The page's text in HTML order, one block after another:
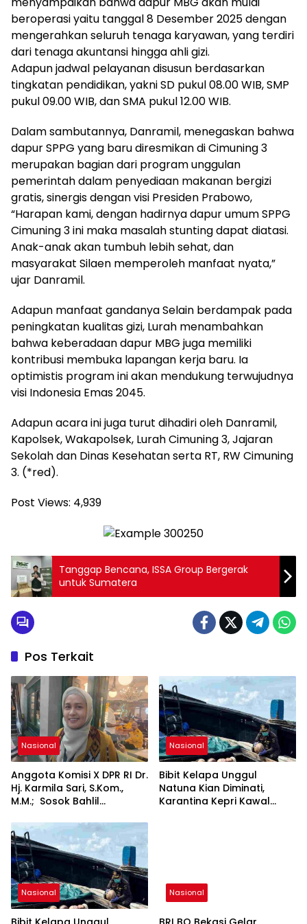
beroperasi yaitu tanggal 8 Desember 2025 dengan
mengerahkan seluruh tenaga karyawan, yang terdiri
dari tenaga akuntansi hingga ahli gizi.
Adapun jadwal pelayanan disusun berdasarkan
tingkatan pendidikan, yakni SD pukul 08.00 WIB, SMP
pukul 09.00 WIB, dan SMA pukul 12.00 WIB.
Dalam sambutannya, Danramil, menegaskan bahwa
dapur SPPG yang baru diresmikan di Cimuning 3
merupakan bagian dari program unggulan
pemerintah dalam penyediaan makanan bergizi
gratis, sinergis dengan visi Presiden Prabowo,
“Harapan kami, dengan hadirnya dapur umum SPPG
Cimuning 3 ini maka masalah stunting dapat diatasi.
Anak-anak akan tumbuh lebih sehat, dan
masyarakat Silaen memperoleh manfaat nyata,”
ujar Danramil.
Adapun manfaat gandanya Selain berdampak pada
peningkatan kualitas gizi, Lurah menambahkan
bahwa keberadaan dapur MBG juga memiliki
kontribusi membuka lapangan kerja baru. Ia
optimistis program ini akan mendukung terwujudnya
visi Indonesia Emas 2045.
Adapun acara ini juga turut dihadiri oleh Danramil,
Kapolsek, Wakapolsek, Lurah Cimuning 3, Jajaran
Sekolah dan Dinas Kesehatan serta RT, RW Cimuning
3. (*red).
Post Views: 4,939
Tanggap Bencana, ISSA Group Bergerak
untuk Sumatera
Pos Terkait
Nasional
Anggota Komisi X DPR RI Dr.
Hj. Karmila Sari, S.Kom.,
M.M.; Sosok Bahlil
Sumber Inspirasi bagi
Generasi Muda, Pelaku
Usaha, Pemerintah,
maupun Pemangku
Kepentingan lainnya untuk
bersama-sama
Memberikan Kontribusi
bagi Pembangunan
Nasional
Bibit Kelapa Unggul
Natuna Kian Diminati,
Karantina Kepri Kawal
Nasional Nasional